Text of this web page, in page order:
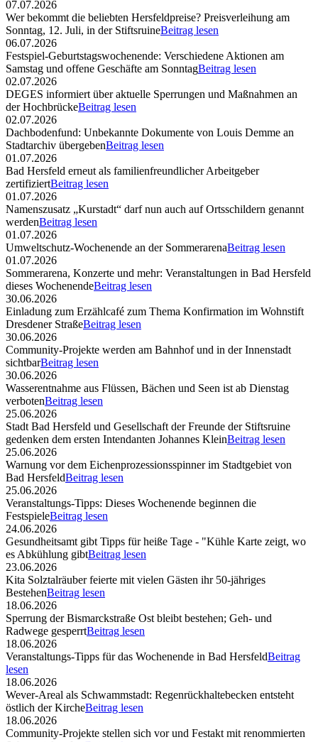
07.07.2026
Wer bekommt die beliebten Hersfeldpreise? Preisverleihung am
Sonntag, 12. Juli, in der StiftsruineBeitrag lesen
06.07.2026
Festspiel-Geburtstagswochenende: Verschiedene Aktionen am
Samstag und offene Geschäfte am SonntagBeitrag lesen
02.07.2026
DEGES informiert über aktuelle Sperrungen und Maßnahmen an
der HochbrückeBeitrag lesen
02.07.2026
Dachbodenfund: Unbekannte Dokumente von Louis Demme an
Stadtarchiv übergebenBeitrag lesen
01.07.2026
Bad Hersfeld erneut als familienfreundlicher Arbeitgeber
zertifiziertBeitrag lesen
01.07.2026
Namenszusatz „Kurstadt“ darf nun auch auf Ortsschildern genannt
werdenBeitrag lesen
01.07.2026
Umweltschutz-Wochenende an der SommerarenaBeitrag lesen
01.07.2026
Sommerarena, Konzerte und mehr: Veranstaltungen in Bad Hersfeld
dieses WochenendeBeitrag lesen
30.06.2026
Einladung zum Erzählcafé zum Thema Konfirmation im Wohnstift
Dresdener StraßeBeitrag lesen
30.06.2026
Community-Projekte werden am Bahnhof und in der Innenstadt
sichtbarBeitrag lesen
30.06.2026
Wasserentnahme aus Flüssen, Bächen und Seen ist ab Dienstag
verbotenBeitrag lesen
25.06.2026
Stadt Bad Hersfeld und Gesellschaft der Freunde der Stiftsruine
gedenken dem ersten Intendanten Johannes KleinBeitrag lesen
25.06.2026
Warnung vor dem Eichenprozessionsspinner im Stadtgebiet von
Bad HersfeldBeitrag lesen
25.06.2026
Veranstaltungs-Tipps: Dieses Wochenende beginnen die
FestspieleBeitrag lesen
24.06.2026
Gesundheitsamt gibt Tipps für heiße Tage - "Kühle Karte zeigt, wo
es Abkühlung gibtBeitrag lesen
23.06.2026
Kita Solztalräuber feierte mit vielen Gästen ihr 50-jähriges
BestehenBeitrag lesen
18.06.2026
Sperrung der Bismarckstraße Ost bleibt bestehen; Geh- und
Radwege gesperrtBeitrag lesen
18.06.2026
Veranstaltungs-Tipps für das Wochenende in Bad HersfeldBeitrag
lesen
18.06.2026
Wever-Areal als Schwammstadt: Regenrückhaltebecken entsteht
östlich der KircheBeitrag lesen
18.06.2026
Community-Projekte stellen sich vor und Festakt mit renommierten